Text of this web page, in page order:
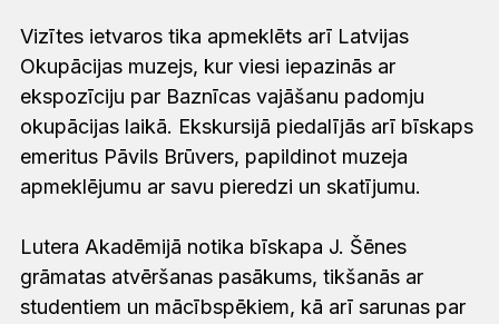
Vizītes ietvaros tika apmeklēts arī Latvijas
Okupācijas muzejs, kur viesi iepazinās ar
ekspozīciju par Baznīcas vajāšanu padomju
okupācijas laikā. Ekskursijā piedalījās arī bīskaps
emeritus Pāvils Brūvers, papildinot muzeja
apmeklējumu ar savu pieredzi un skatījumu.
Lutera Akadēmijā notika bīskapa J. Šēnes
grāmatas atvēršanas pasākums, tikšanās ar
studentiem un mācībspēkiem, kā arī sarunas par